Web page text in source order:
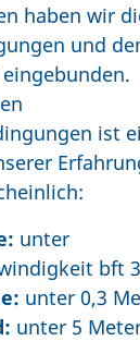
haben wir
und
ist
unter
bft 3
unter 0,3
unter 5